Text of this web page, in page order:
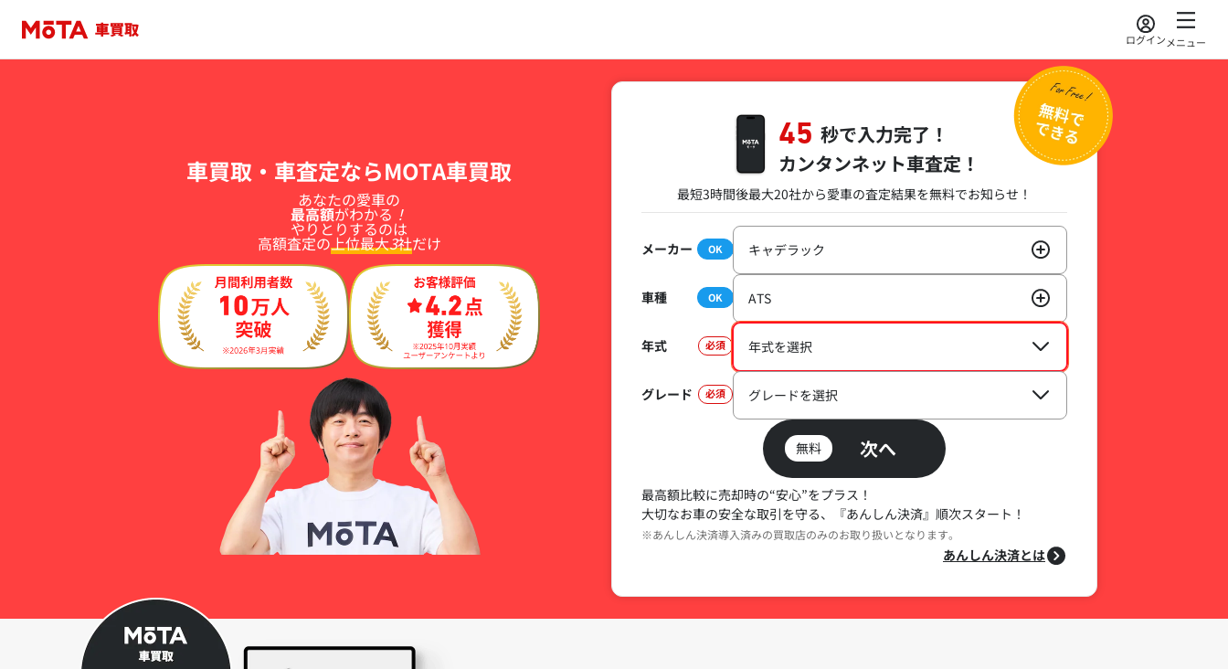
ログインメニュー
車買取・車査定ならMOTA車買取
あなたの愛車の
最高額がわかる！
やりとりするのは
高額査定の上位最大3社だけ
45 秒で入力完了！
カンタンネット車査定！
最短3時間後最大20社から愛車の査定結果を無料でお知らせ ！
メーカー 必須
OK キャデラック
車種 必須
OK ATS
年式 必須 年式を選択
グレード 必須 グレードを選択
無料 次へ
最高額比較に売却時の“安心”をプラス！
大切なお車の安全な取引を守る、『あんしん決済』順次スタート！
※あんしん決済導入済みの買取店のみのお取り扱いとなります。
あんしん決済とは